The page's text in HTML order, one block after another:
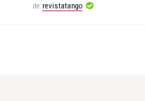
de revistatango